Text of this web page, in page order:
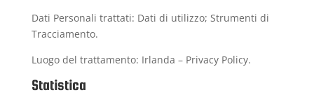
Dati Personali trattati: Dati di utilizzo; Strumenti di
Tracciamento.
Luogo del trattamento: Irlanda – Privacy Policy.
Statistica